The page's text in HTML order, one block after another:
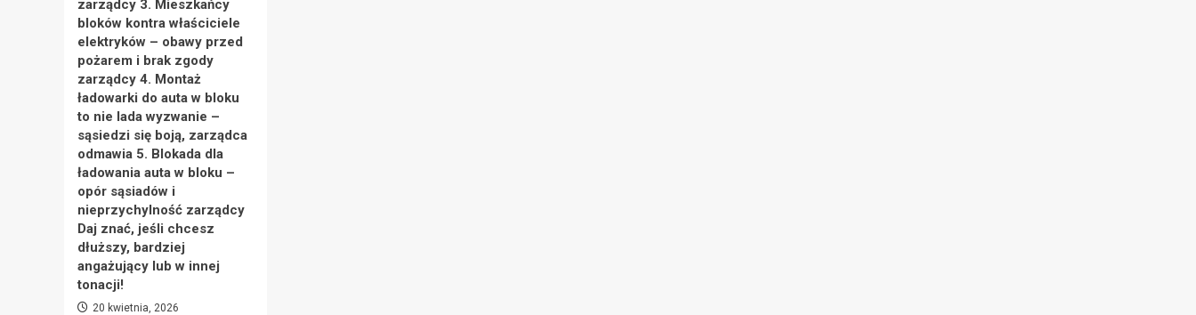
zarządcy 3. Mieszkańcy
bloków kontra właściciele
elektryków – obawy przed
pożarem i brak zgody
zarządcy 4. Montaż
ładowarki do auta w bloku
to nie lada wyzwanie –
sąsiedzi się boją, zarządca
odmawia 5. Blokada dla
ładowania auta w bloku –
opór sąsiadów i
nieprzychylność zarządcy
Daj znać, jeśli chcesz
dłuższy, bardziej
angażujący lub w innej
tonacji!
20 kwietnia, 2026